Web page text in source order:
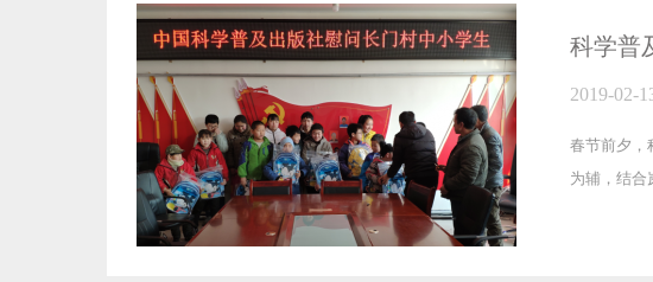
科学普
2019-02-
春节前夕，
为辅，结合